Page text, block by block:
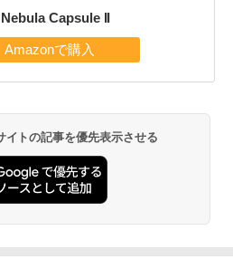
Capsule II
トの記事を優先表示させる